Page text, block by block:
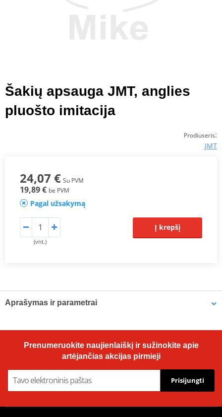
Šakių apsauga JMT, anglies
pluošto imitacija
Prodiuseris:
JMT
24,07 € Su PVM
19,89 € be PVM
Pagal užsakymą
(vnt.)
Į krepšį
Aprašymas ir parametrai
Prenumeruokite naujienlaiškį ir sužinokite apie
artėjančias akcijas pirmieji
Prisijungti